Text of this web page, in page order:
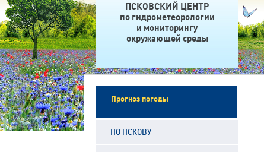
ПСКОВСКИЙ ЦЕНТР
по гидрометеорологии
и мониторингу
окружающей среды
Прогноз погоды
ПО ПСКОВУ